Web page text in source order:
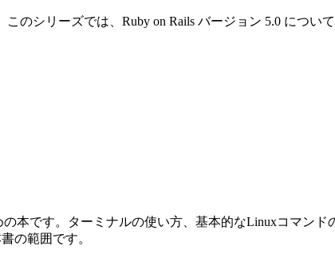
のシリーズでは、Ruby on Rails バージョン 5.0 につ
本です。ターミナルの使い方、基本的なLinuxコマン
の範囲です。